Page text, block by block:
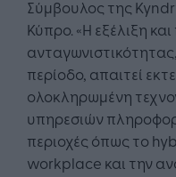
Σύμβουλος της
Κύπρο. «Η εξέλιξη
περίοδο, απαιτεί
ολοκληρωμένη
υπηρεσιών
περιοχές όπως το
workplace και την